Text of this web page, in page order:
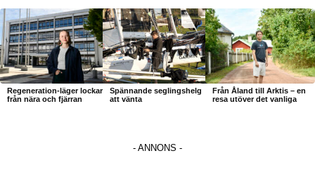
Regeneration-läger lockar
från nära och fjärran
Spännande seglingshelg
att vänta
Från Åland till Arktis – en
resa utöver det vanliga